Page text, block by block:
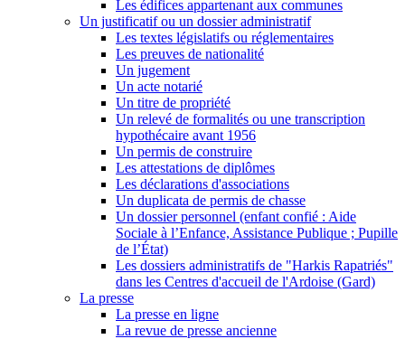
Les édifices appartenant aux communes
Un justificatif ou un dossier administratif
Les textes législatifs ou réglementaires
Les preuves de nationalité
Un jugement
Un acte notarié
Un titre de propriété
Un relevé de formalités ou une transcription
hypothécaire avant 1956
Un permis de construire
Les attestations de diplômes
Les déclarations d'associations
Un duplicata de permis de chasse
Un dossier personnel (enfant confié : Aide
Sociale à l’Enfance, Assistance Publique ; Pupille
de l’État)
Les dossiers administratifs de "Harkis Rapatriés"
dans les Centres d'accueil de l'Ardoise (Gard)
La presse
La presse en ligne
La revue de presse ancienne